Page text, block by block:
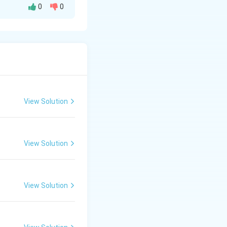
0 0
View Solution
View Solution
View Solution